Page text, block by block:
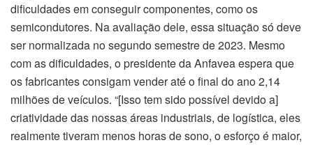
dificuldades em conseguir componentes, como os
semicondutores. Na avaliação dele, essa situação só deve
ser normalizada no segundo semestre de 2023. Mesmo
com as dificuldades, o presidente da Anfavea espera que
os fabricantes consigam vender até o final do ano 2,14
milhões de veículos. “[Isso tem sido possível devido a]
criatividade das nossas áreas industriais, de logística, eles
realmente tiveram menos horas de sono, o esforço é maior,